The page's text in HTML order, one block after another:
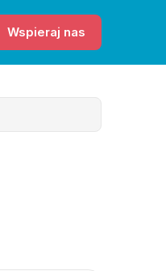
Wspieraj nas